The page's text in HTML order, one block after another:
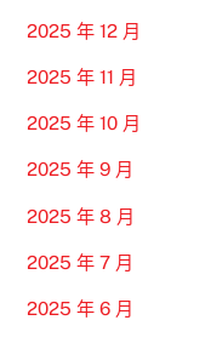
2025 年 12 月
2025 年 11 月
2025 年 10 月
2025 年 9 月
2025 年 8 月
2025 年 7 月
2025 年 6 月